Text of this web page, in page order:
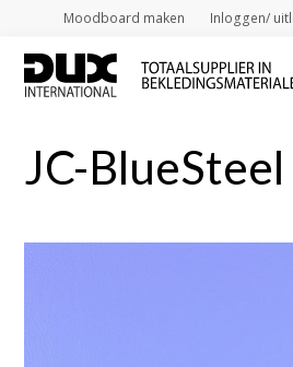
Moodboard maken Inloggen/
JC-BlueSteel